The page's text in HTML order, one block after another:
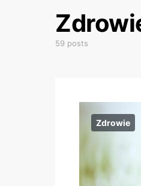
59 posts
Zdrowie